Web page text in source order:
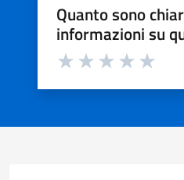
Quanto sono
informazioni su
Valuta da 1 a 5 stelle la